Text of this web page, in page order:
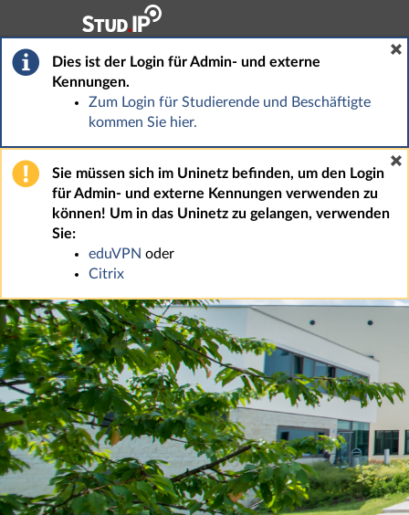
Hauptnavigation
Fußzeile
Dies ist der Login für Admin- und externe
Kennungen.
Zum Login für Studierende und Beschäftigte
kommen Sie hier.
Sie müssen sich im Uninetz befinden, um den Login
für Admin- und externe Kennungen verwenden zu
können! Um in das Uninetz zu gelangen, verwenden
Sie:
eduVPN oder
Citrix